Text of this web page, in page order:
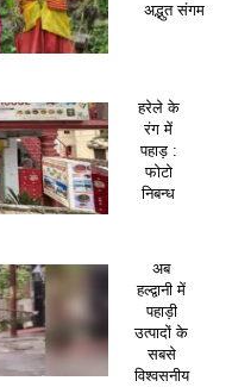
अद्भुत संगम
हरेले के
रंग में
पहाड़ :
फोटो
निबन्ध
अब
हल्द्वानी में
पहाड़ी
उत्पादों के
सबसे
विश्वसनीय